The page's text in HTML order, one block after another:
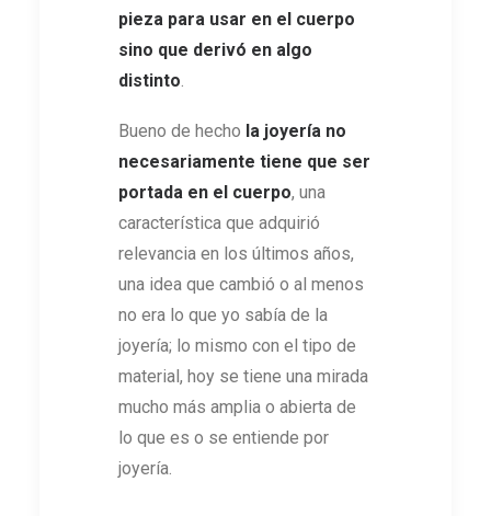
pieza para usar en el cuerpo
sino que derivó en algo
distinto
Bueno de hecho la joyería no
necesariamente tiene que ser
portada en el cuerpo, una
característica que adquirió
relevancia en los últimos años,
una idea que cambió o al menos
no era lo que yo sabía de la
joyería; lo mismo con el tipo de
material, hoy se tiene una mirada
mucho más amplia o abierta de
lo que es o se entiende por
joyería.